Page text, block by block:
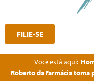
FILIE-SE
Você está aqui:
Roberto da Farmácia toma